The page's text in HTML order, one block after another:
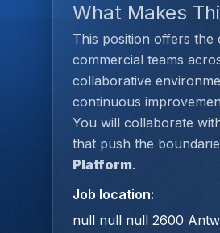
What Makes
This position offers
commercial teams
collaborative
continuous
You will collaborate
that push the
Platform.
Job location:
null null null 2600